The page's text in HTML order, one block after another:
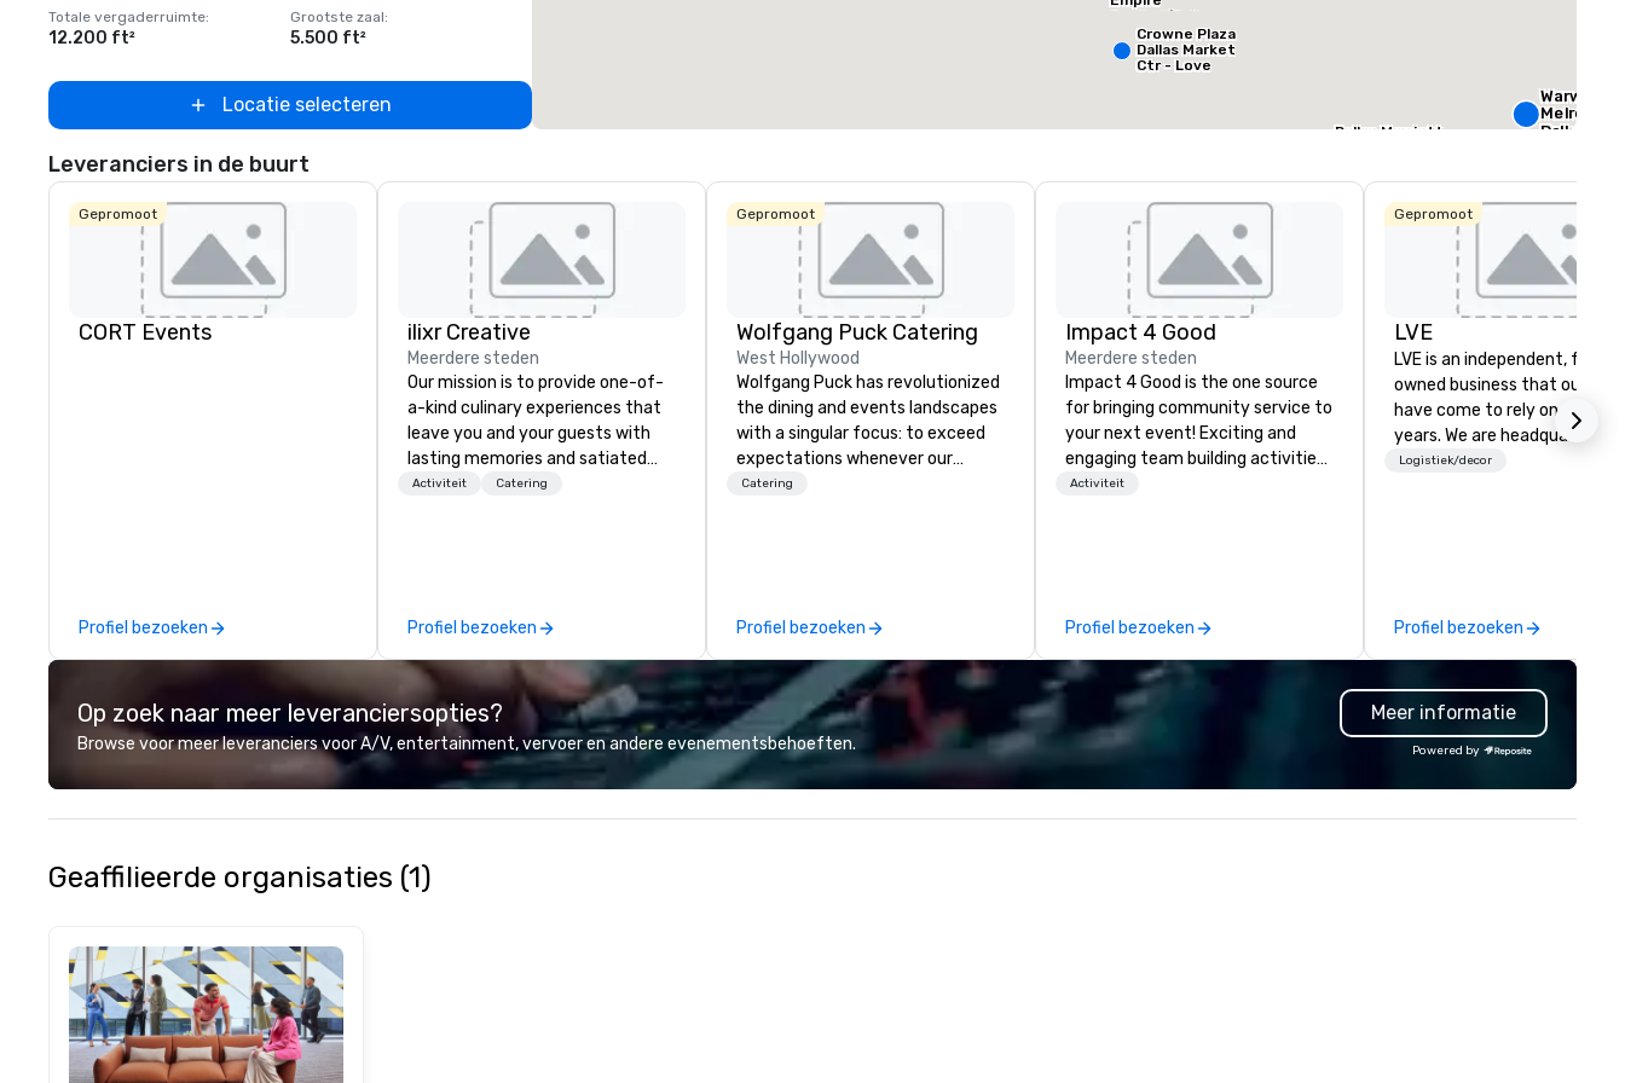
Totale vergaderruimte:
12.200 ft²
Grootste zaal:
5.500 ft²
Locatie selecteren
Warwick
Melrose -
Dallas
Crowne Plaza
Dallas Market
Ctr - Love
Medical/Market
Center
Dallas Marriott
Center
Central/Dallas
Leveranciers in de buurt
Gepromoot
CORT Events
Profiel bezoeken
ilixr Creative
Meerdere steden
Our mission is to provide one-of-
a-kind culinary experiences that
leave you and your guests with
lasting memories and satiated
palates. Every detail is
brings a level of excellence rarely
found in the catering industry.
Activiteit Catering
Profiel bezoeken
Gepromoot
Wolfgang Puck Catering
West Hollywood
Wolfgang Puck has revolutionized
the dining and events landscapes
with a singular focus: to exceed
expectations whenever our
guests gather for a meal.
team continues to set the
standard for culinary excellence,
bringing Wolfgang’s legendary
combination of innovative cuisine
and refined service to the worlds’
most renowned and demanding
corporate, cultural and
entertainment clients.
Catering
Profiel bezoeken
Impact 4 Good
Meerdere steden
Impact 4 Good is the one source
for bringing community service to
your next event! Exciting and
engaging team building activities
are just part of what we offer. Let
initial request through the day of
your event, Impact 4 Good
handles all the details. Where are
we? Nationwide and abroad, our
local team’s got you covered. Got
your philanthropic values into
action. Short on time? Activities
Activiteit
Profiel bezoeken
Gepromoot
LVE
LVE is an independent, family
owned business that our
have come to rely on for
years. We are headquartered
Las Vegas and have satellite
contracting, custom exhibit
building, graphic design,
and logistics. We are able to
troubleshoot any problem
our extensive knowledge and
implement the right
Logistiek/decor
Profiel bezoeken
Op zoek naar meer leveranciersopties?
Browse voor meer leveranciers voor A/V, entertainment, vervoer en andere evenementsbehoeften.
Meer informatie
Powered by
Geaffilieerde organisaties (1)